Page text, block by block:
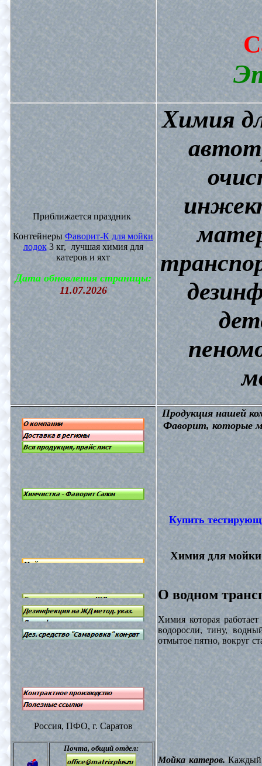
Приближается праздник
Контейнеры Фаворит-К для мойки
лодок3 кг, лучшая химия для
катеров и яхт
Дата обновления страницы:
11.07.2026
Химия
Россия, ПФО, г. Саратов
Почта, общий отдел:
Продукция нашей
Фаворит, которые
Купить
Химия для мойки
О водном
Химия которая
водоросли, тину,
отмытое пятно, вокруг
Мойка катеров.Каждый